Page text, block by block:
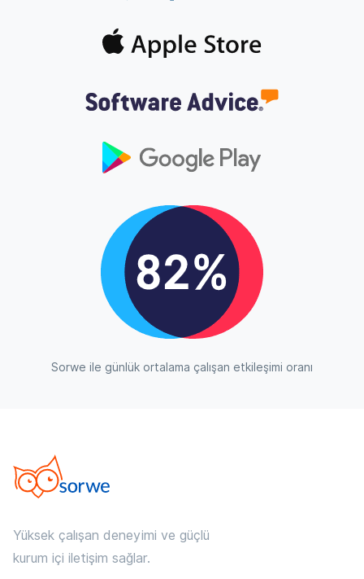
Sorwe ile günlük ortalama çalışan etkileşimi oranı
Yüksek çalışan deneyimi ve güçlü
kurum içi iletişim sağlar.